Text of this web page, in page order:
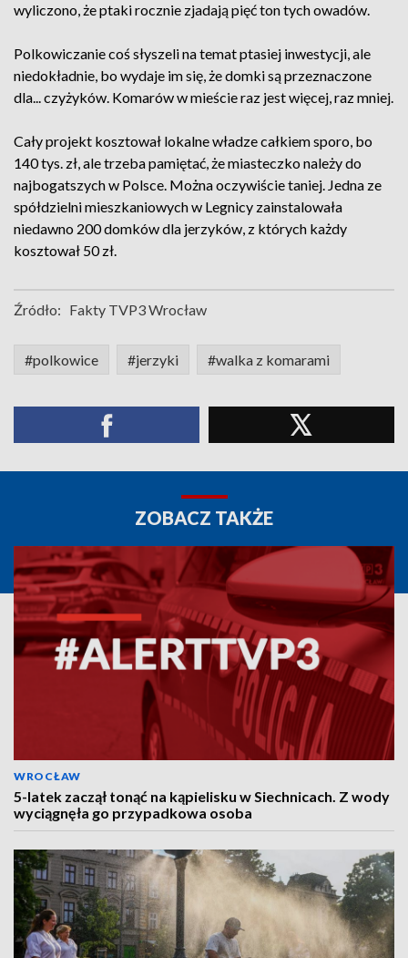
wyliczono, że ptaki rocznie zjadają pięć ton tych owadów.
Polkowiczanie coś słyszeli na temat ptasiej inwestycji, ale
niedokładnie, bo wydaje im się, że domki są przeznaczone
dla... czyżyków. Komarów w mieście raz jest więcej, raz mniej.
Cały projekt kosztował lokalne władze całkiem sporo, bo
140 tys. zł, ale trzeba pamiętać, że miasteczko należy do
najbogatszych w Polsce. Można oczywiście taniej. Jedna ze
spółdzielni mieszkaniowych w Legnicy zainstalowała
niedawno 200 domków dla jerzyków, z których każdy
kosztował 50 zł.
Źródło: Fakty TVP3 Wrocław
#polkowice #jerzyki #walka z komarami
ZOBACZ TAKŻE
WROCŁAW
5-latek zaczął tonąć na kąpielisku w Siechnicach. Z wody
wyciągnęła go przypadkowa osoba